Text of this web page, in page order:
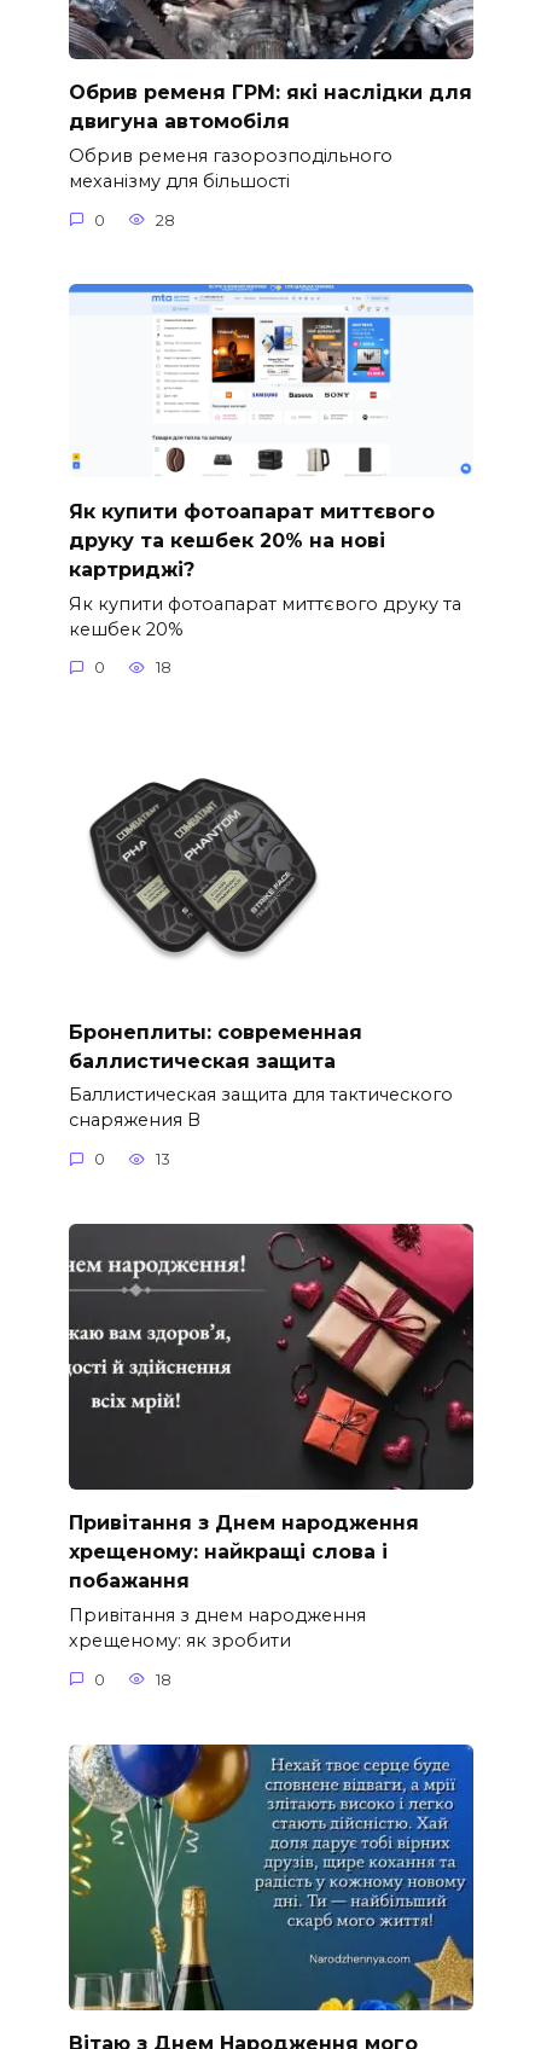
Обрив ременя ГРМ: які наслідки для
двигуна автомобіля
Обрив ременя газорозподільного
механізму для більшості
0 28
Як купити фотоапарат миттєвого
друку та кешбек 20% на нові
картриджі?
Як купити фотоапарат миттєвого друку та
кешбек 20%
0 18
Бронеплиты: современная
баллистическая защита
Баллистическая защита для тактического
снаряжения В
0 13
Привітання з Днем народження
хрещеному: найкращі слова і
побажання
Привітання з днем народження
хрещеному: як зробити
0 18
Вітаю з Днем Народження мого